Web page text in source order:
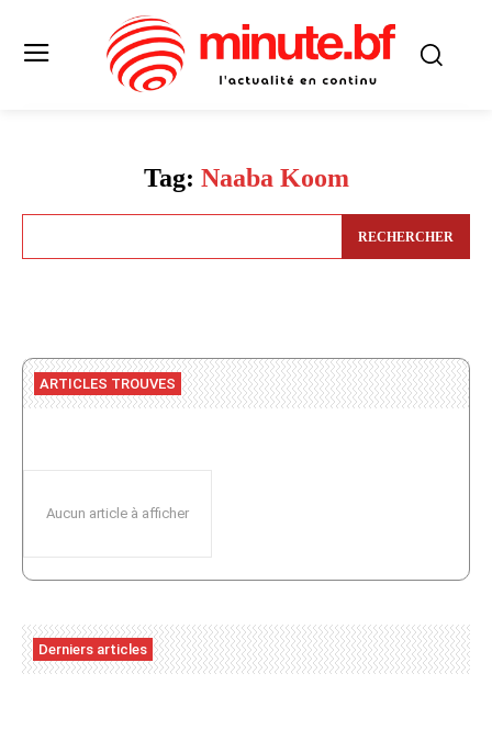
Tag: Naaba Koom
RECHERCHER
ARTICLES TROUVES
Aucun article à afficher
Derniers articles